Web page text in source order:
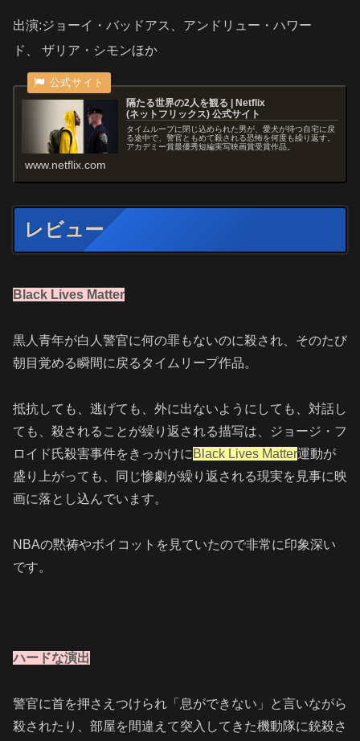
出演:ジョーイ・バッドアス、 アンドリュー・ハワー
ド、
ザリア・シモンほか
隔たる世界の2人 を観 る | Netflix
( ネ ッ ト フ リ ッ ク ス ) 公 式サ イ ト
タイムループに閉じ込められた男が、愛犬が待つ自宅に戻
る途中で、警官ともめて殺される恐怖を何度も繰り返す。
アカデミー賞最優秀短編実写映画賞受賞作品。
www.netflix.com
レビュー
Black Lives Matter
黒人青年が白人警官に何の罪もないのに殺され、そのたび
朝目覚める瞬間に戻るタイムリープ作品。
抵抗しても、逃げても、外に出ないようにしても、対話し
ても、殺されることが繰り返される描写は、ジョージ・フ
ロイド氏殺害事件をきっかけに Black Lives Matter運動が
盛り上がっても、同じ惨劇が繰り返される現実を見事に映
画に落とし込んでいます。
NBAの黙祷やボイコットを見ていたので非常に印象深い
です。
ハードな演出
警官に首を押さえつけられ「息ができない」と言いながら
殺されたり、部屋を間違えて突入してきた機動隊に銃殺さ